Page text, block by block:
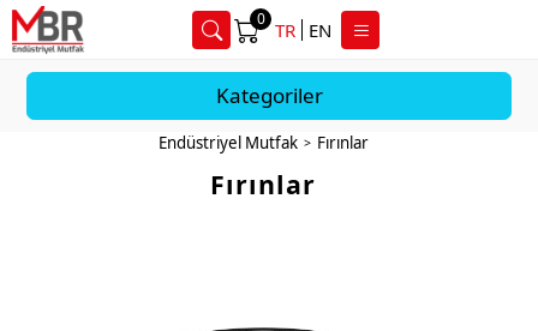
0 TR EN
Kategoriler
Endüstriyel Mutfak > Fırınlar
Fırınlar